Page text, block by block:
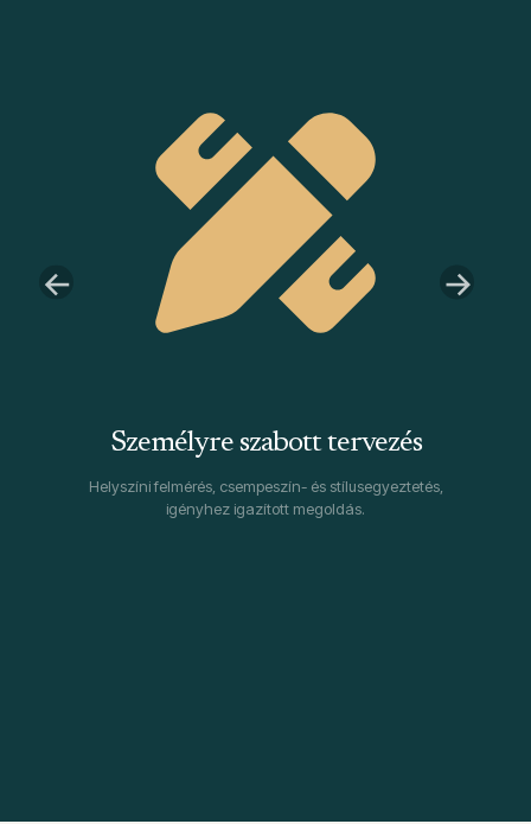
Személyre szabott tervezés
Helyszíni felmérés, csempeszín- és stílusegyeztetés,
igényhez igazított megoldás.